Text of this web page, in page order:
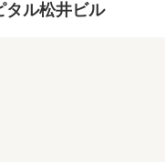
タル松井ビル